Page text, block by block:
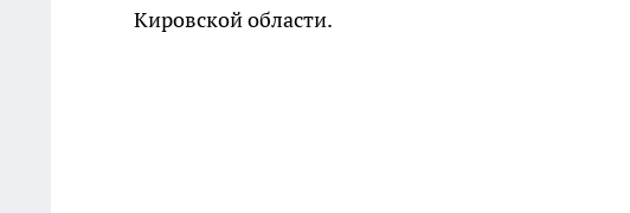
Кировской области.